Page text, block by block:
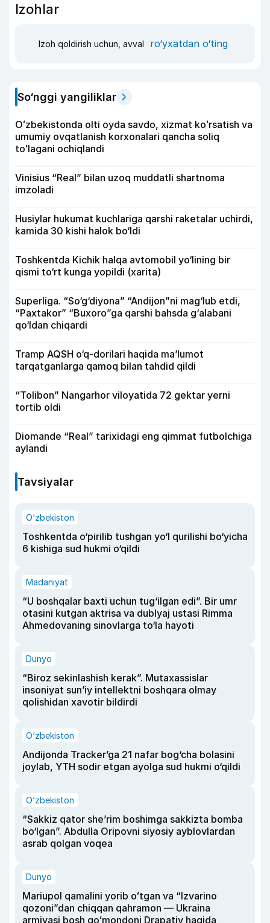
Izohlar
Izoh qoldirish uchun, avval ro‘yxatdan o‘ting
So‘nggi yangiliklar
Oʻzbekistonda olti oyda savdo, xizmat koʻrsatish va
umumiy ovqatlanish korxonalari qancha soliq
toʻlagani ochiqlandi
Vinisius “Real” bilan uzoq muddatli shartnoma
imzoladi
Husiylar hukumat kuchlariga qarshi raketalar uchirdi,
kamida 30 kishi halok bo‘ldi
Toshkentda Kichik halqa avtomobil yo‘lining bir
qismi to‘rt kunga yopildi (xarita)
Superliga. “So‘g‘diyona” “Andijon”ni mag‘lub etdi,
“Paxtakor” “Buxoro”ga qarshi bahsda g‘alabani
qo‘ldan chiqardi
Tramp AQSH o‘q-dorilari haqida ma’lumot
tarqatganlarga qamoq bilan tahdid qildi
“Tolibon” Nangarhor viloyatida 72 gektar yerni
tortib oldi
Diomande “Real” tarixidagi eng qimmat futbolchiga
aylandi
Tavsiyalar
O‘zbekiston
Toshkentda o‘pirilib tushgan yo‘l qurilishi bo‘yicha
6 kishiga sud hukmi o‘qildi
Madaniyat
“U boshqalar baxti uchun tug‘ilgan edi”. Bir umr
otasini kutgan aktrisa va dublyaj ustasi Rimma
Ahmedovaning sinovlarga to‘la hayoti
Dunyo
“Biroz sekinlashish kerak”. Mutaxassislar
insoniyat sun’iy intellektni boshqara olmay
qolishidan xavotir bildirdi
O‘zbekiston
Andijonda Tracker’ga 21 nafar bog‘cha bolasini
joylab, YTH sodir etgan ayolga sud hukmi o‘qildi
O‘zbekiston
“Sakkiz qator she’rim boshimga sakkizta bomba
bo‘lgan”. Abdulla Oripovni siyosiy ayblovlardan
asrab qolgan voqea
Dunyo
Mariupol qamalini yorib oʻtgan va “Izvarino
qozoni”dan chiqqan qahramon — Ukraina
armiyasi bosh qoʻmondoni Drapatiy haqida